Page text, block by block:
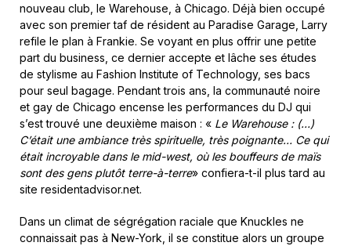
nouveau club, le Warehouse, à Chicago. Déjà bien occupé
avec son premier taf de résident au Paradise Garage, Larry
refile le plan à Frankie. Se voyant en plus offrir une petite
part du business, ce dernier accepte et lâche ses études
de stylisme au Fashion Institute of Technology, ses bacs
pour seul bagage. Pendant trois ans, la communauté noire
et gay de Chicago encense les performances du DJ qui
s’est trouvé une deuxième maison : « Le Warehouse : (…)
C’était une ambiance très spirituelle, très poignante… Ce qui
était incroyable dans le mid-west, où les bouffeurs de maïs
sont des gens plutôt terre-à-terre» confiera-t-il plus tard au
site residentadvisor.net.
Dans un climat de ségrégation raciale que Knuckles ne
connaissait pas à New-York, il se constitue alors un groupe